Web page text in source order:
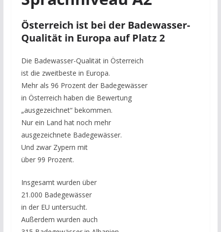
Österreich ist bei der Badewasser-
Qualität in Europa auf Platz 2
Die Badewasser-Qualität in Österreich
ist die zweitbeste in Europa.
Mehr als 96 Prozent der Badegewässer
in Österreich haben die Bewertung
„ausgezeichnet“ bekommen.
Nur ein Land hat noch mehr
ausgezeichnete Badegewässer.
Und zwar Zypern mit
über 99 Prozent.
Insgesamt wurden über
21.000 Badegewässer
in der EU untersucht.
Außerdem wurden auch